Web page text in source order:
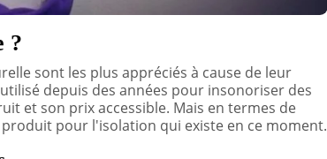
?
sont les plus appréciés à cause de leur
depuis des années pour insonoriser des
et son prix accessible. Mais en termes de
pour l'isolation qui existe en ce moment.